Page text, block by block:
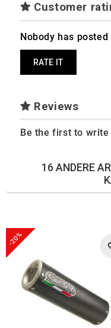
Customer
Nobody has
RATE IT
Reviews
Be the first to
16 ANDERE
-20%